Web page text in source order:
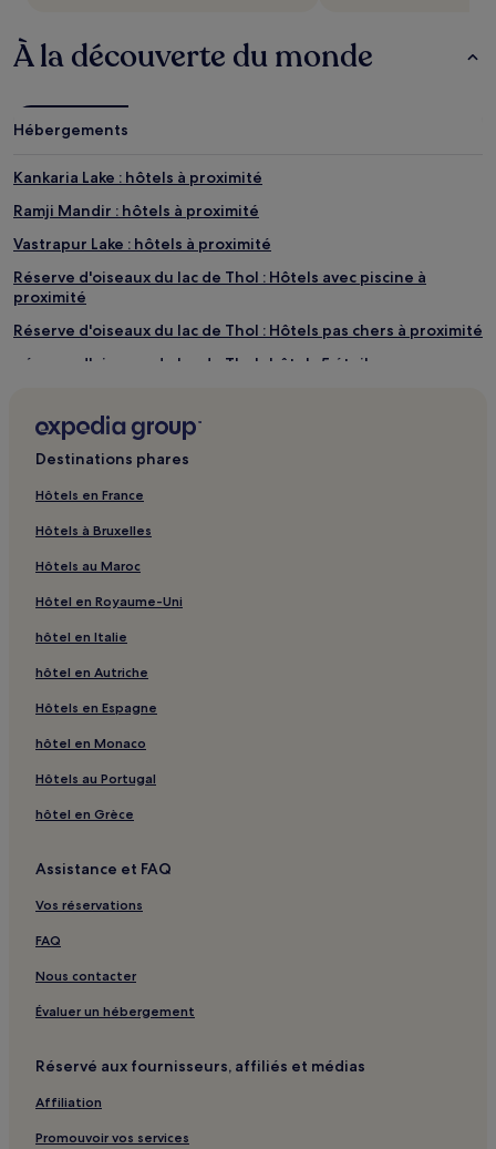
À la découverte du monde
Hébergements
Kankaria Lake : hôtels à proximité
Ramji Mandir : hôtels à proximité
Vastrapur Lake : hôtels à proximité
Réserve d'oiseaux du lac de Thol : Hôtels avec piscine à
proximité
Réserve d'oiseaux du lac de Thol : Hôtels pas chers à proximité
Réserve d'oiseaux du lac de Thol : hôtels 5 étoiles
Bopal : hôtels 3 étoiles
Vastrapur : hôtels
Gare d'Ahmedabad : hôtels à proximité
Viramgam : hôtels Hôtels avec parking
Dholka : hôtels Hôtels avec parking
Kadi : hôtels
Kanīj : hôtels
Ahmadabad : hôtels 3 étoiles
Eka Arena : hôtels à proximité
Gandhinagar : hôtels Hôtels avec petit-déjeuner gratuit
Destinations phares
Hôtels en France
Hôtels à Bruxelles
Hôtels au Maroc
Hôtel en Royaume-Uni
hôtel en Italie
hôtel en Autriche
Hôtels en Espagne
hôtel en Monaco
Hôtels au Portugal
hôtel en Grèce
Assistance et FAQ
Vos réservations
FAQ
Nous contacter
Évaluer un hébergement
Réservé aux fournisseurs, affiliés et médias
Affiliation
Promouvoir vos services